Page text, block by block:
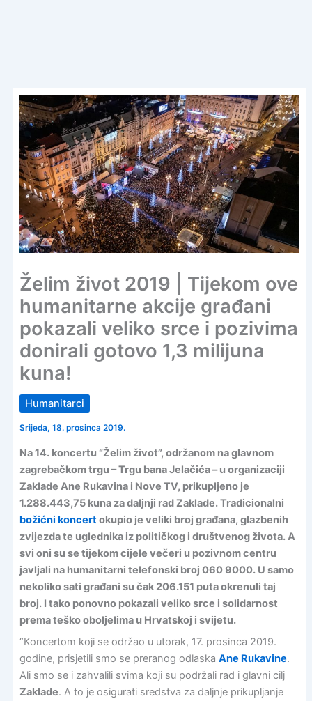
Želim život 2019 | Tijekom ove
humanitarne akcije građani
pokazali veliko srce i pozivima
donirali gotovo 1,3 milijuna
kuna!
Humanitarci
Srijeda, 18. prosinca 2019.
Na 14. koncertu “Želim život”, održanom na glavnom
zagrebačkom trgu – Trgu bana Jelačića – u organizaciji
Zaklade Ane Rukavina i Nove TV, prikupljeno je
1.288.443,75 kuna za daljnji rad Zaklade. Tradicionalni
božićni koncertokupio je veliki broj građana, glazbenih
zvijezda te uglednika iz političkog i društvenog života. A
svi oni su se tijekom cijele večeri u pozivnom centru
javljali na humanitarni telefonski broj 060 9000. U samo
nekoliko sati građani su čak 206.151 puta okrenuli taj
broj. I tako ponovno pokazali veliko srce i solidarnost
prema teško oboljelima u Hrvatskoj i svijetu.
“Koncertom koji se održao u utorak, 17. prosinca 2019.
godine, prisjetili smo se preranog odlaska Ane Rukavine.
Ali smo se i zahvalili svima koji su podržali rad i glavni cilj
Zaklade. A to je osigurati sredstva za daljnje prikupljanje